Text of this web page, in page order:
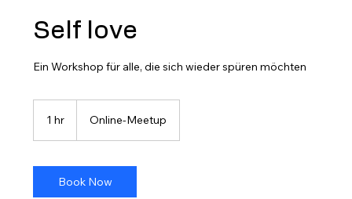
Self love
Ein Workshop für alle, die sich wieder spüren möchten
1 hr Online-Meetup
Book Now